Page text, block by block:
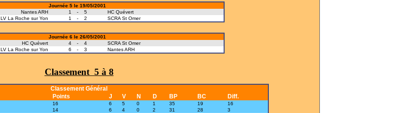
Journée 5 le 19/05/2001
Nantes ARH
1 - 5
HC Quévert
LV La Roche sur Yon
1 - 2 SCRA St Omer
Journée 6 le 26/05/2001
HC Quévert
4 - 4
SCRA St Omer
LV La Roche sur Yon
6 - 3 Nantes ARH
Classement 5 à 8
Classement Général
Points J V N D BP BC Diff.
16 6 5 0 1 35 19
16
14 6 4 0 2 31 28
3